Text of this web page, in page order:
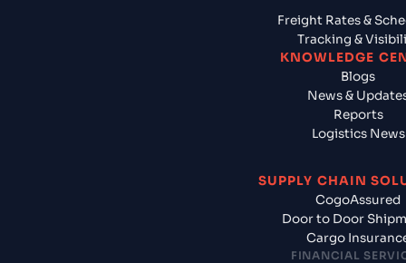
Freight Rates &
Tracking &
KNOWLEDGE
Blogs
News &
Reports
Logistics News
SUPPLY CHAIN
CogoAssured
Door to Door
Cargo
FINANCIAL